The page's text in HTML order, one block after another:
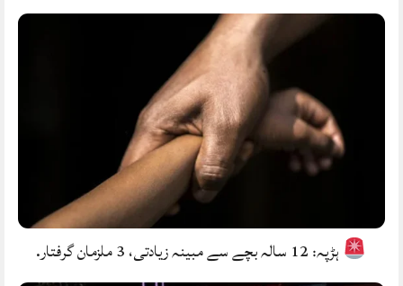
ہڑپہ: 12 سالہ بچے سے مبینہ زیادتی، 3 ملزمان گرفتار.